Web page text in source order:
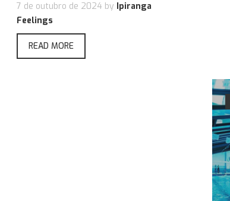
7 de outubro de 2024 by Ipiranga
Feelings
READ MORE